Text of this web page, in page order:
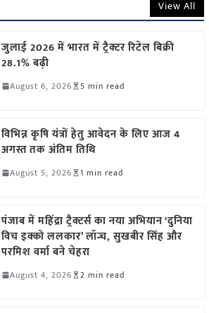
View All
जुलाई 2026 में भारत में ट्रैक्टर रिटेल बिक्री
28.1% बढ़ी
August 6, 2026 5 min read
विभिन्न कृषि यंत्रों हेतु आवेदन के लिए आज 4
अगस्त तक अंतिम तिथि
August 5, 2026 1 min read
पंजाब में महिंद्रा ट्रैक्टर्स का नया अभियान ‘दुनिया
विच इक्को ललकार’ लॉन्च, सुखबीर सिंह और
परमिश वर्मा बने चेहरा
August 4, 2026 2 min read